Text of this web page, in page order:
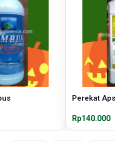
Perekat
Rp140.000